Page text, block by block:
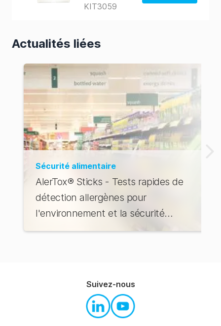
KIT3059
Actualités liées
Sécurité alimentaire
AlerTox® Sticks - Tests rapides de
détection allergènes pour
l'environnement et la sécurité
alimentaire
Suivez-nous